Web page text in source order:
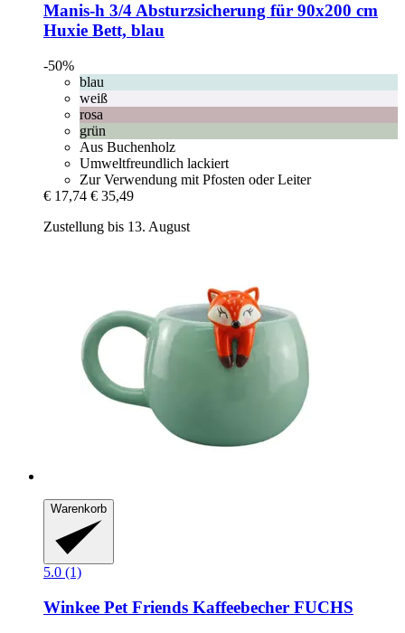
Manis-h 3/4 Absturzsicherung für 90x200 cm
Huxie Bett, blau
-50%
blau
weiß
rosa
grün
Aus Buchenholz
Umweltfreundlich lackiert
Zur Verwendung mit Pfosten oder Leiter
€ 17,74 € 35,49
Zustellung bis 13. August
Warenkorb
5.0 (1)
Winkee Pet Friends Kaffeebecher FUCHS